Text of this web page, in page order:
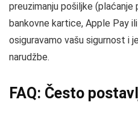
preuzimanju pošiljke
bankovne kartice, Apple Pay
osiguravamo vašu sigurnost i
narudžbe.
FAQ: Često